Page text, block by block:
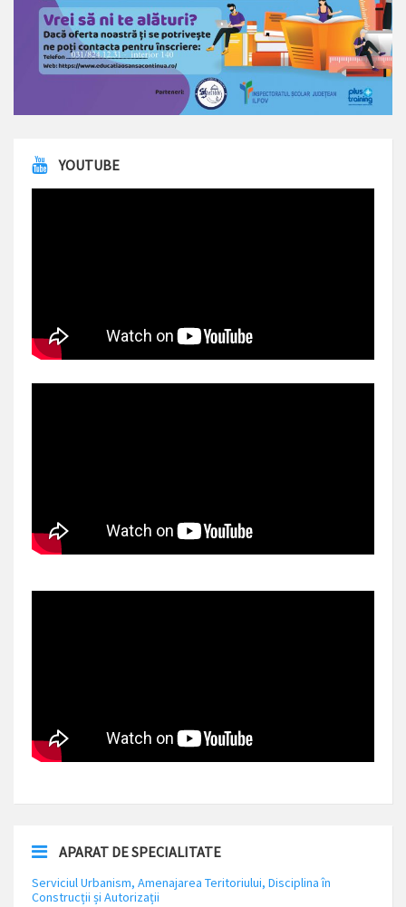
YOUTUBE
APARAT DE SPECIALITATE
Serviciul Urbanism, Amenajarea Teritoriului, Disciplina în
Construcții și Autorizații